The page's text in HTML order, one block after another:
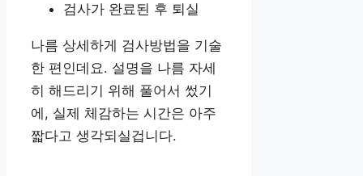
검사가 완료된 후 퇴실
나름 상세하게 검사방법을 기술
한 편인데요. 설명을 나름 자세
히 해드리기 위해 풀어서 썼기
에, 실제 체감하는 시간은 아주
짧다고 생각되실겁니다.